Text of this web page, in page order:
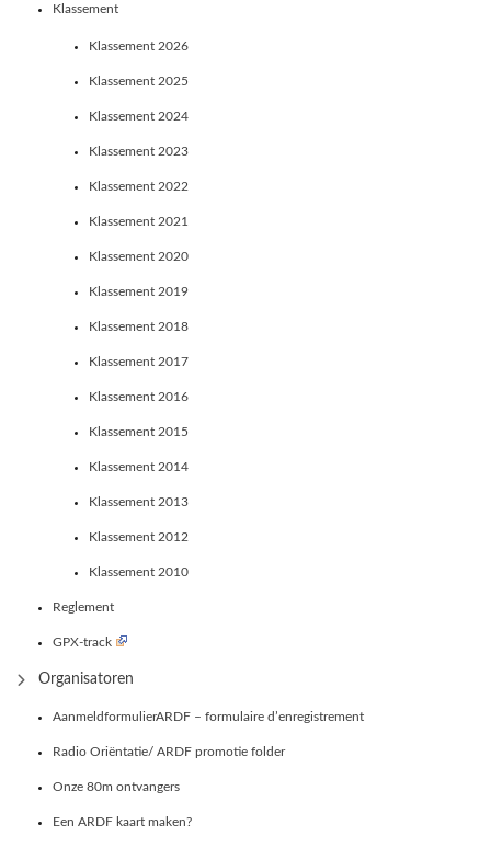
Klassement
Klassement 2026
Klassement 2025
Klassement 2024
Klassement 2023
Klassement 2022
Klassement 2021
Klassement 2020
Klassement 2019
Klassement 2018
Klassement 2017
Klassement 2016
Klassement 2015
Klassement 2014
Klassement 2013
Klassement 2012
Klassement 2010
Reglement
GPX-track
Organisatoren
AanmeldformulierARDF – formulaire d’enregistrement
Radio Oriëntatie/ ARDF promotie folder
Onze 80m ontvangers
Een ARDF kaart maken?